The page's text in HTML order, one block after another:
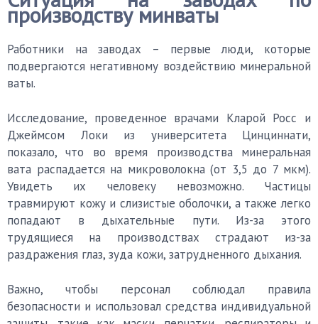
производству минваты
Работники на заводах – первые люди, которые
подвергаются негативному воздействию минеральной
ваты.
Исследование, проведенное врачами Кларой Росс и
Джеймсом Локи из университета Цинциннати,
показало, что во время производства минеральная
вата распадается на микроволокна (от 3,5 до 7 мкм).
Увидеть их человеку невозможно. Частицы
травмируют кожу и слизистые оболочки, а также легко
попадают в дыхательные пути. Из-за этого
трудящиеся на производствах страдают из-за
раздражения глаз, зуда кожи, затрудненного дыхания.
Важно, чтобы персонал соблюдал правила
безопасности и использовал средства индивидуальной